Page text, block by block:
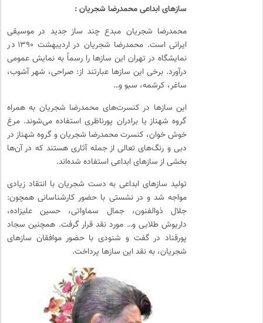
سازهای ابداعی محمدرضا شجریان :
محمدرضا شجریان مبدع چند ساز جدید در موسیقی
ایرانی است. محمدرضا شجریان در اردیبهشت ۱۳۹۰ در
نمایشگاه در تهران این سازها را رسماً به نمایش عمومی
درآورد. برخی این سازها عبارتند از: صراحی، شهر آشوب،
ساغر، کرشمه، سبو و…
این سازها در کنسرت‌های محمدرضا شجریان به همراه
گروه شهناز یا برادران پورناظری استفاده می‌شوند. مرغ
خوش خوان، کنسرت محمدرضا شجریان و گروه شهناز در
دبی و رنگ‌های تعالی از جمله آثاری هستند که در آن‌ها
بخشی از سازهای ابداعی استفاده شده‌اند.
تولید سازهای ابداعی به دست شجریان با انتقاد زیادی
مواجه شد و در نشستی با حضور کارشناسانی همچون:
جلال ذوالفنون، جمال سماواتی، حسین علیزاده،
داریوش طلایی و… مورد نقد قرار گرفت. همچنین سجاد
پورقناد در گفت و شنودی با حضور موافقان سازهای
شجریان، به نقد این سازها پرداخت.